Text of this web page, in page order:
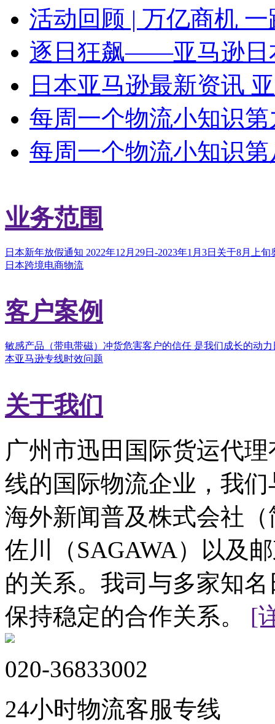
活动回顾 | 万亿商机
逐日狂飙——亚马逊日
日本亚马逊最新资讯
每周一个物流小知识
每周一个物流小知识
业务范围
日本新年放假通知 2022年12月29日-2023年1月3日 关于8月上旬
日本跨境电商物流
客户案例
敏感产品（带电带磁）冲货危害客户的信任 是我们成长的动力
本亚马逊专线时效问题
关于我们
广州市迅田国际货运代
线的国际物流企业，我
海外新闻普及株式会社（
佐川（SAGAWA）以及
的关系。我司与多家知
保持稳定的合作关系。 [
020-36833002
24小时物流客服专线